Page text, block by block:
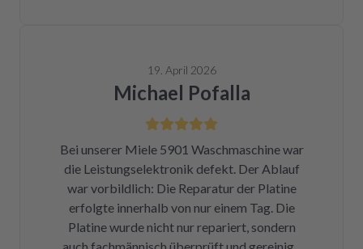
und angemacht. Und tada! Er läuft wieder! Ein
Träumchen. Danke, danke, danke. Wilk gar
nicht erst wissen, was der Mieltechniker
Zukunft nicht wieder auf repartly
zurückgreifen müssen. Aber gut zu wissen,
dass es diese Möglichkeit gibt! Werden wir
definitiv weiter empfehlen.
19. April 2026
Michael Pofalla
Bei unserer Miele 5901 Waschmaschine war
die Leistungselektronik defekt. Der Ablauf
war vorbildlich: Die Reparatur der Platine
erfolgte innerhalb von nur einem Tag. Die
Platine wurde nicht nur repariert, sondern